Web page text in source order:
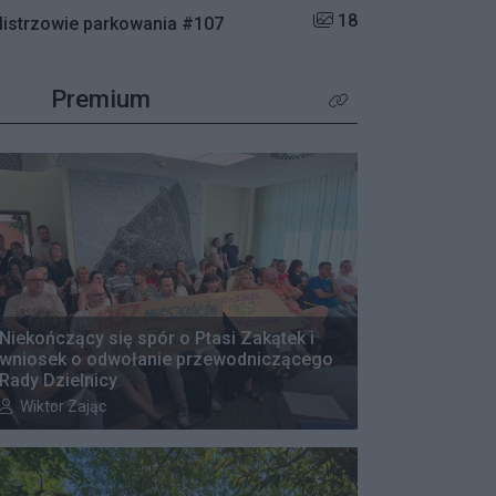
parkowania #107 Liczba zdjęć w galerii:
18
Premium Kliknij aby zobaczyć
Niekończący się spór o Ptasi Zakątek i
wniosek o odwołanie przewodniczącego
Rady Dzielnicy
artykułu:
Wiktor Zając